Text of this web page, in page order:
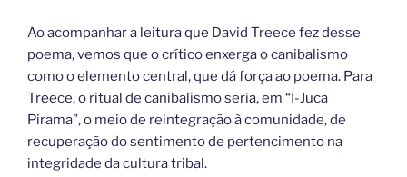
Ao acompanhar a leitura que David Treece fez desse
poema, vemos que o crítico enxerga o canibalismo
como o elemento central, que dá força ao poema. Para
Treece, o ritual de canibalismo seria, em “I-Juca
Pirama”, o meio de reintegração à comunidade, de
recuperação do sentimento de pertencimento na
integridade da cultura tribal.